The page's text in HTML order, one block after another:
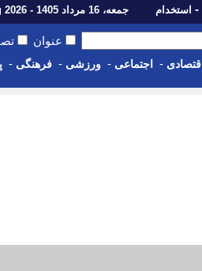
- استخدام جمعه، 16 مرداد 1405 - Fri, 07th Aug 2026
عنوان
اقتصادی - اجتماعی - ورزشی - فرهنگی -